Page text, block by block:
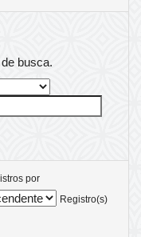
busca.
por
Registro(s)